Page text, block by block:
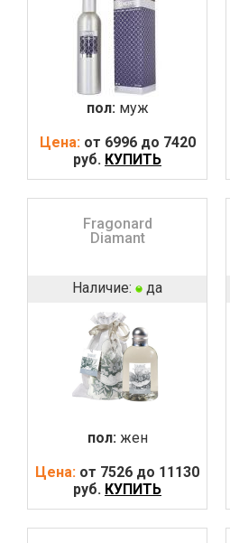
пол: муж
Цена: от 6996 до 7420
руб. КУПИТЬ
Fragonard
Diamant
Наличие: да
пол: жен
Цена: от 7526 до 11130
руб. КУПИТЬ